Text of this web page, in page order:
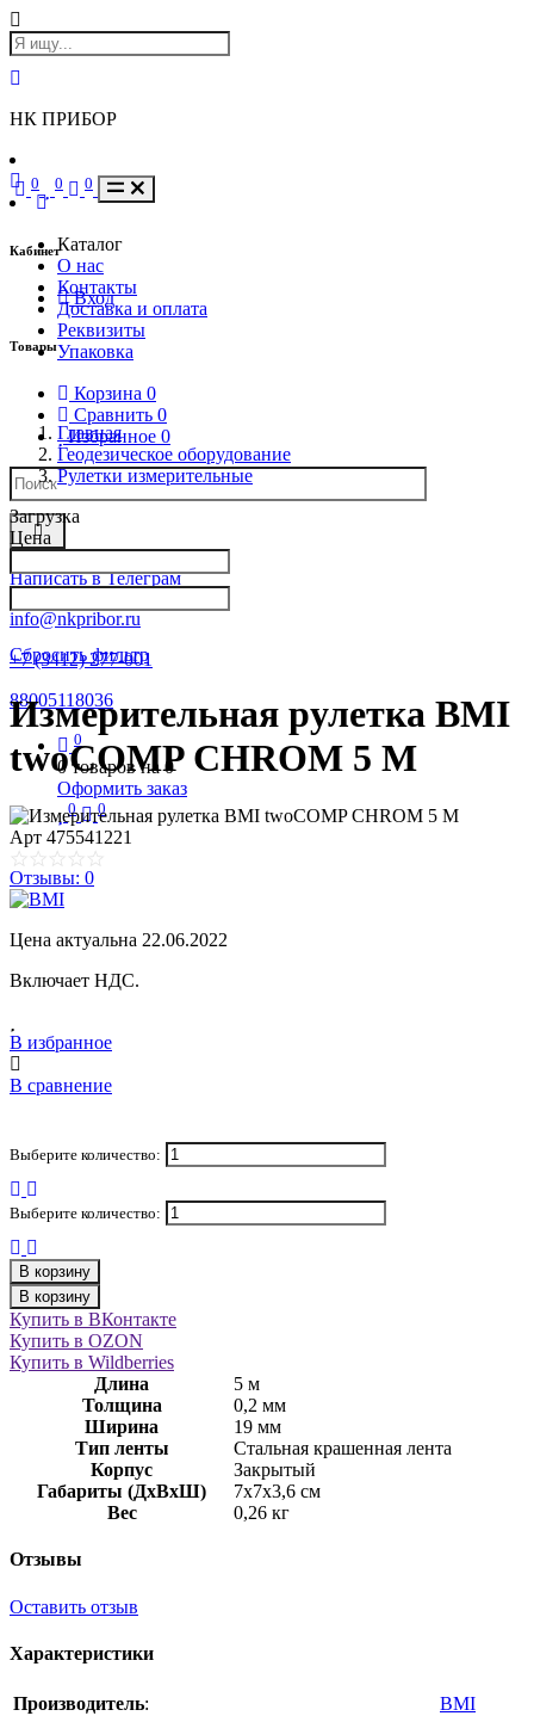
НК ПРИБОР
Кабинет
Вход
Товары
Корзина 0
Сравнить 0
Избранное 0
Написать в Телеграм
info@nkpribor.ru
+7 (3412) 277-001
88005118036
0
0 товаров на0
Оформить заказ
0 0
0 0 0
Каталог
О нас
Контакты
Доставка и оплата
Реквизиты
Упаковка
Главная
Геодезическое оборудование
Рулетки измерительные
Загрузка
Цена
Сбросить фильтр
Измерительная рулетка BMI
twoCOMP CHROM 5 M
Арт 475541221
Отзывы: 0
Цена актуальна 22.06.2022
Включает НДС.
В избранное
В сравнение
Выберите количество:
Выберите количество:
В корзину
В корзину
Купить в ВКонтакте
Купить в OZON
Купить в Wildberries
Длина
5 м
Толщина
0,2 мм
Ширина
19 мм
Тип ленты
Стальная крашенная лента
Корпус
Закрытый
Габариты (ДхВхШ)
7х7х3,6 см
Вес
0,26 кг
Отзывы
Оставить отзыв
Характеристики
Производитель:
BMI